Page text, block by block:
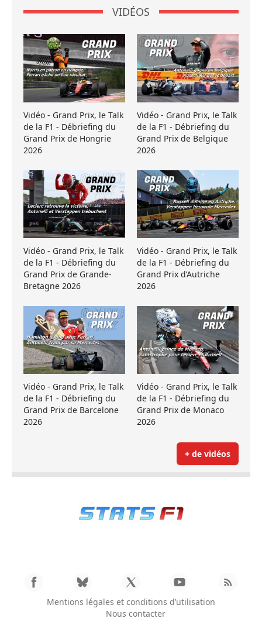
VIDÉOS
Vidéo - Grand Prix, le Talk
de la F1 - Débriefing du
Grand Prix de Hongrie
2026
Vidéo - Grand Prix, le Talk
de la F1 - Débriefing du
Grand Prix de Belgique
2026
Vidéo - Grand Prix, le Talk
de la F1 - Débriefing du
Grand Prix de Grande-
Bretagne 2026
Vidéo - Grand Prix, le Talk
de la F1 - Débriefing du
Grand Prix d’Autriche
2026
Vidéo - Grand Prix, le Talk
de la F1 - Débriefing du
Grand Prix de Barcelone
2026
Vidéo - Grand Prix, le Talk
de la F1 - Débriefing du
Grand Prix de Monaco
2026
+ de vidéos
Mentions légales et conditions d’utilisation
Nous contacter